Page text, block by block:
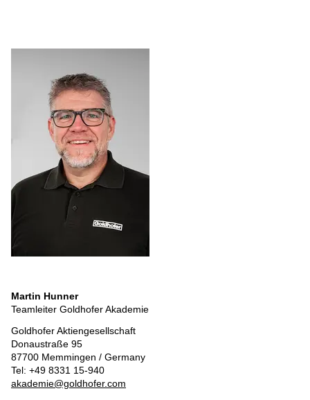
Martin Hunner
Teamleiter Goldhofer Akademie
Goldhofer Aktiengesellschaft
Donaustraße 95
87700 Memmingen / Germany
Tel: +49 8331 15-940
akademie@goldhofer.com